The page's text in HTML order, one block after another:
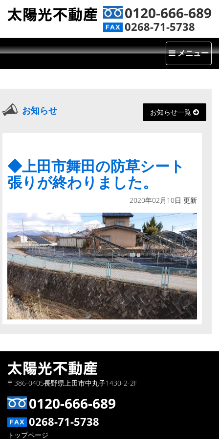
0120-666-689
0268-71-5738
Toggle
メニュー
お知らせ お知らせ一覧
◆上田市舞田の防草シート
張りが終わりました。
2020年02月10日 更新
〒386-0405長野県上田市中丸子1430-2-2F
0120-666-689
0268-71-5738
トップページ